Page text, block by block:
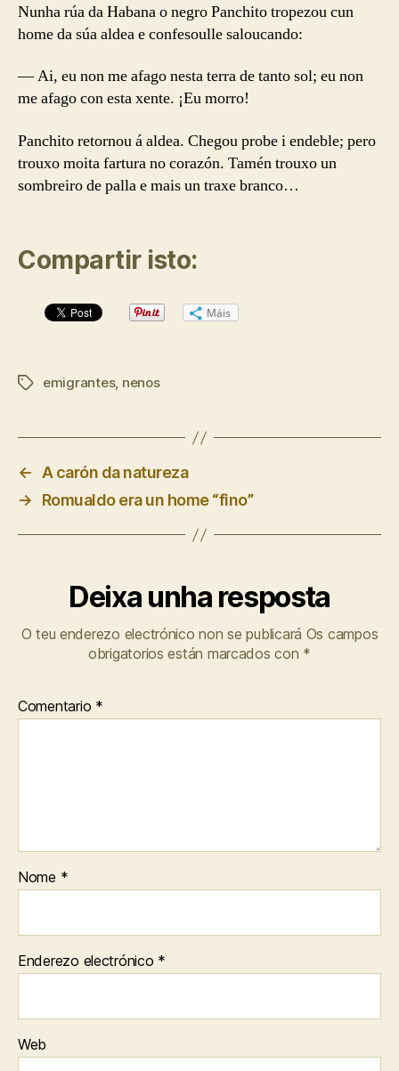
Nunha rúa da Habana o negro Panchito tropezou cun
home da súa aldea e confesoulle saloucando:
— Ai, eu non me afago nesta terra de tanto sol; eu non
me afago con esta xente. ¡Eu morro!
Panchito retornou á aldea. Chegou probe i endeble; pero
trouxo moita fartura no corazón. Tamén trouxo un
sombreiro de palla e mais un traxe branco…
Compartir isto:
Máis
Etiquetas
emigrantes, nenos
←
A carón da natureza
→
Romualdo era un home “fino”
Deixa unha resposta
O teu enderezo electrónico non se publicará Os campos
obrigatorios están marcados con *
Comentario *
Nome *
Enderezo electrónico *
Web